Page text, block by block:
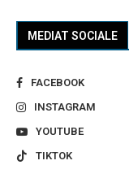
MEDIAT SOCIALE
FACEBOOK
INSTAGRAM
YOUTUBE
TIKTOK